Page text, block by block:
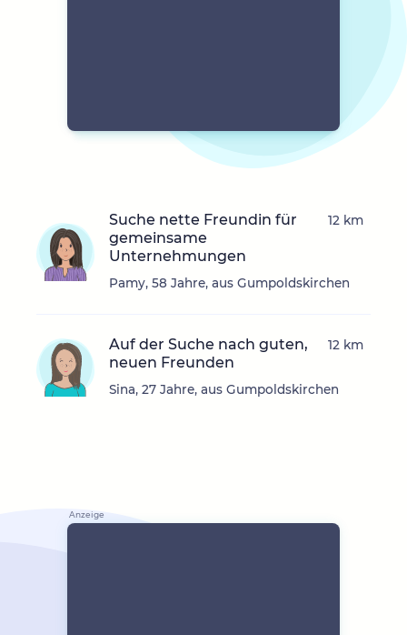
Suche nette Freundin für
gemeinsame
Unternehmungen
Pamy, 58 Jahre, aus Gumpoldskirchen
12 km
Auf der Suche nach guten,
neuen Freunden
Sina, 27 Jahre, aus Gumpoldskirchen
12 km